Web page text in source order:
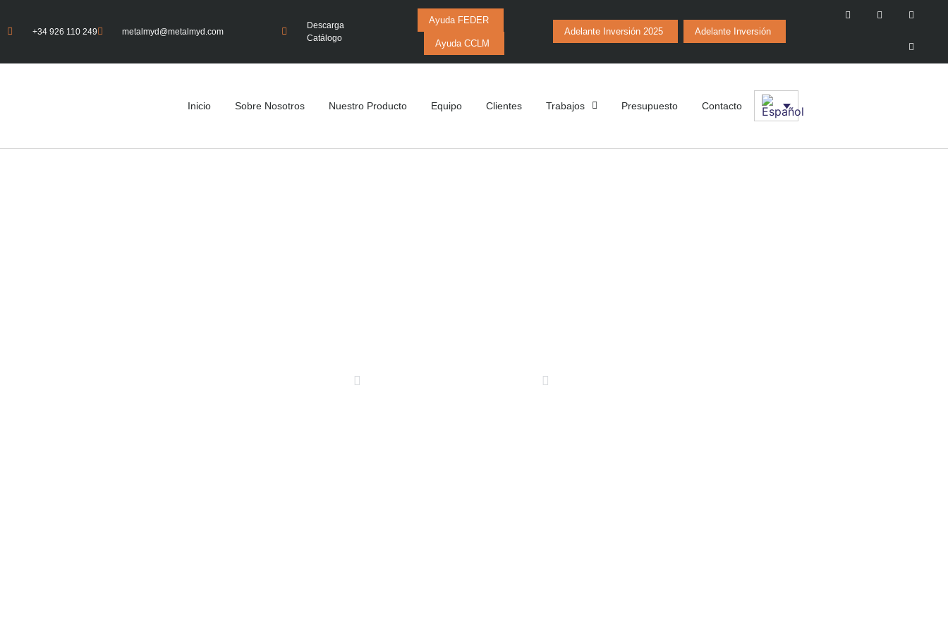
+34 926 110 249 metalmyd@metalmyd.com
Descarga
Catálogo
Ayuda FEDER
Ayuda CCLM
Adelante Inversión 2025 Adelante Inversión
Inicio Sobre Nosotros Nuestro Producto Equipo Clientes Trabajos Presupuesto Contacto